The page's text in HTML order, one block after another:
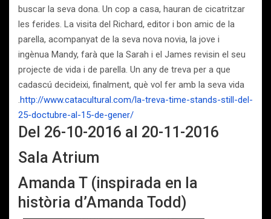
buscar la seva dona. Un cop a casa, hauran de cicatritzar
les ferides. La visita del Richard, editor i bon amic de la
parella, acompanyat de la seva nova novia, la jove i
ingènua Mandy, farà que la Sarah i el James revisin el seu
projecte de vida i de parella. Un any de treva per a que
cadascú decideixi, finalment, què vol fer amb la seva vida
.http://www.catacultural.com/la-treva-time-stands-still-del-
25-doctubre-al-15-de-gener/
Del 26-10-2016 al 20-11-2016
Sala Atrium
Amanda T (inspirada en la
història d’Amanda Todd)